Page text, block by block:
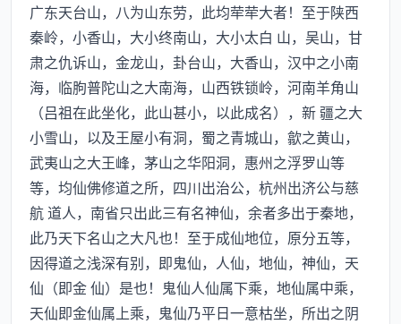
广东天台山，八为山东劳，此均荦荦大者！至于陕西
秦岭，小香山，大小终南山，大小太白 山，吴山，甘
肃之仇诉山，金龙山，卦台山，大香山，汉中之小南
海，临朐普陀山之大南海，山西铁锁岭，河南羊角山
（吕祖在此坐化，此山甚小，以此成名），新 疆之大
小雪山，以及王屋小有洞，蜀之青城山，歙之黄山，
武夷山之大王峰，茅山之华阳洞，惠州之浮罗山等
等，均仙佛修道之所，四川出治公，杭州出济公与慈
航 道人，南省只出此三有名神仙，余者多出于秦地，
此乃天下名山之大凡也！至于成仙地位，原分五等，
因得道之浅深有别，即鬼仙，人仙，地仙，神仙，天
仙（即金 仙）是也！鬼仙人仙属下乘，地仙属中乘，
天仙即金仙属上乘，鬼仙乃平日一意枯坐，所出之阴